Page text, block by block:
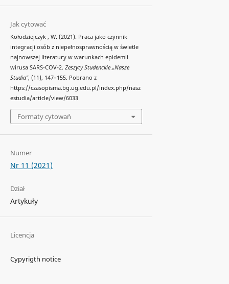
Jak cytować
Kołodziejczyk , W. (2021). Praca jako czynnik
integracji osób z niepełnosprawnością w świetle
najnowszej literatury w warunkach epidemii
wirusa SARS-COV‐2. Zeszyty Studenckie „Nasze
Studia", (11), 147–155. Pobrano z
https://czasopisma.bg.ug.edu.pl/index.php/nasz
estudia/article/view/6033
Formaty cytowań
Numer
Nr 11 (2021)
Dział
Artykuły
Licencja
Cypyrigth notice